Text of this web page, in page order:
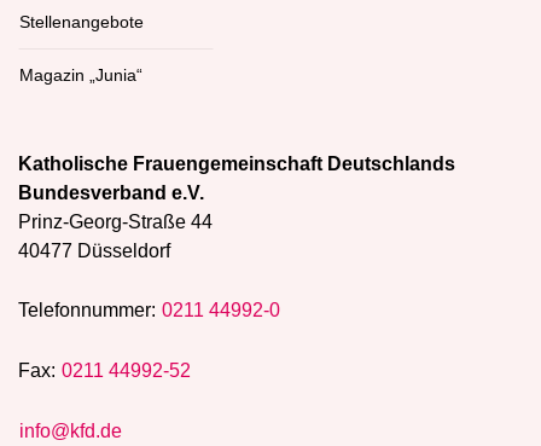
Stellenangebote
Magazin „Junia“
Katholische Frauengemeinschaft Deutschlands
Bundesverband e.V.
Prinz-Georg-Straße 44
40477 Düsseldorf
Telefonnummer: 0211 44992-0
Fax: 0211 44992-52
info@kfd.de